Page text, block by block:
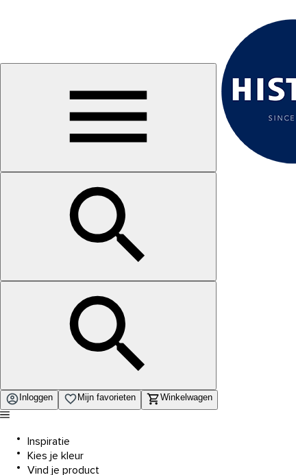
Inloggen Mijn favorieten Winkelwagen
Inspiratie
Kies je kleur
Vind je product